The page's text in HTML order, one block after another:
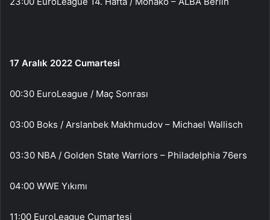
17 Aralık 2022 Cumartesi
00:30 EuroLeague / Maç Sonrası
03:00 Boks / Arslanbek Makhmudov – Michael Wallisch
03:30 NBA / Golden State Warriors – Philadelphia 76ers
04:00 WWE Yıkımı
11:00 EuroLeague Cumartesi